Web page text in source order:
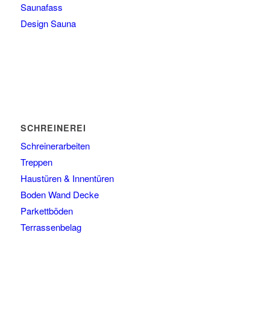
Saunafass
Design Sauna
SCHREINEREI
Schreinerarbeiten
Treppen
Haustüren & Innentüren
Boden Wand Decke
Parkettböden
Terrassenbelag